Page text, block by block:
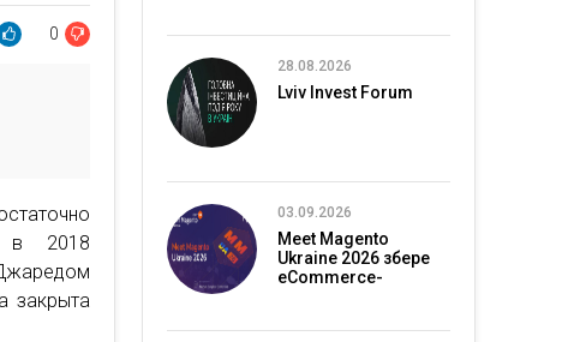
0
в 2018
закрыта
28.08.2026
Lviv Invest Forum
03.09.2026
Meet Magento
Ukraine 2026 збере
eCommerce-